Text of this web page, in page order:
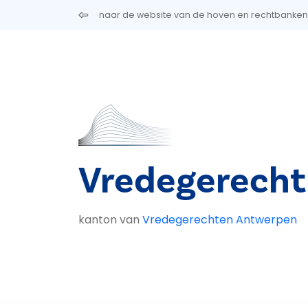
Overslaan en naar de inhoud gaannaar de website van de hoven en rechtbanken
kanton van Vredegerechten Antwerpen